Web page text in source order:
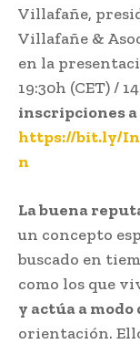
Villafañe,
Villafañe &
en la
19:30h (CET) /
inscripciones
https://bit.ly/
n
La buena
un concepto
buscado en
como los que
y actúa a
orientación.